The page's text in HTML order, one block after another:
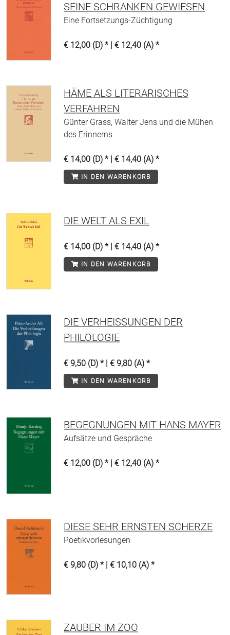
SEINE SCHRANKEN GEWIESEN
Eine Fortsetzungs-Züchtigung
€ 12,00 (D) * | € 12,40 (A) *
HÄME ALS LITERARISCHES
VERFAHREN
Günter Grass, Walter Jens und die Mühen
des Erinnerns
€ 14,00 (D) * | € 14,40 (A) *
IN DEN WARENKORB
DIE WELT ALS EXIL
€ 14,00 (D) * | € 14,40 (A) *
IN DEN WARENKORB
DIE VERHEISSUNGEN DER P
HILOLOGIE
€ 9,50 (D) * | € 9,80 (A) *
IN DEN WARENKORB
BEGEGNUNGEN MIT HANS MAYER
Aufsätze und Gespräche
€ 12,00 (D) * | € 12,40 (A) *
DIESE SEHR ERNSTEN SCHERZE
Poetikvorlesungen
€ 9,80 (D) * | € 10,10 (A) *
ZAUBER IM ZOO